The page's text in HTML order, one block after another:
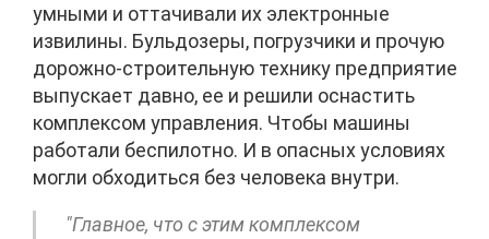
умными и оттачивали их электронные
извилины. Бульдозеры, погрузчики и прочую
дорожно-строительную технику предприятие
выпускает давно, ее и решили оснастить
комплексом управления. Чтобы машины
работали беспилотно. И в опасных условиях
могли обходиться без человека внутри.
"Главное, что с этим комплексом